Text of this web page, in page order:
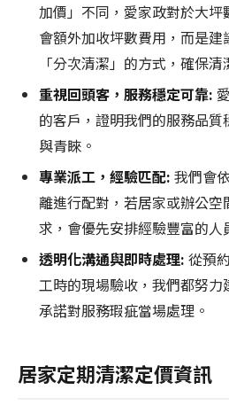
加價」不同，愛家政對於大
會額外加收坪數費用，而是
「分次清潔」的方式，確保
重視回頭客，服務穩定可靠:
的客戶，證明我們的服務品
與青睞。
專業派工，經驗匹配: 我們會
離進行配對，若居家或辦公
求，會優先安排經驗豐富的人
透明化溝通與即時處理: 從預
工時的現場驗收，我們都努
承諾對服務瑕疵當場處理。
居家定期清潔定價資訊